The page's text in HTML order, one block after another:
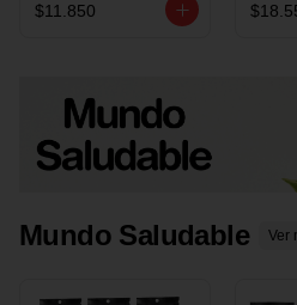
150ML SURTIDO
$11.850
Mundo Saludable Ver